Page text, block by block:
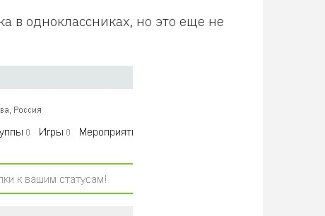
в одноклассниках, но это еще не